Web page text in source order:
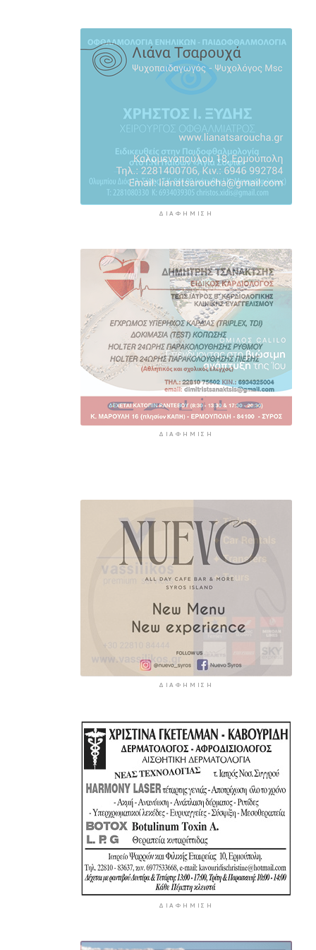
στο λιμάνι της Ερμούπολης
10 ώρες 53 λεπτά πρίν
ΔΥΠΑ: 8.000 νέες θέσεις
εργασίας για ανέργους 55+ - Πώς
θα πάρετε τα ένσημα για σύνταξη
11 ώρες πρίν
ΕΛΣΤΑΤ: Υποχώρησε ο
πληθωρισμός στο 3,4% τον
Ιούλιο - Επιμένει η ακρίβεια σε
καύσιμα και ενοίκια
11 ώρες 24 λεπτά πρίν
ΔΙΑΦΉΜΙΣΗ
ΔΙΑΦΉΜΙΣΗ
ΔΙΑΦΉΜΙΣΗ
ΔΙΑΦΉΜΙΣΗ